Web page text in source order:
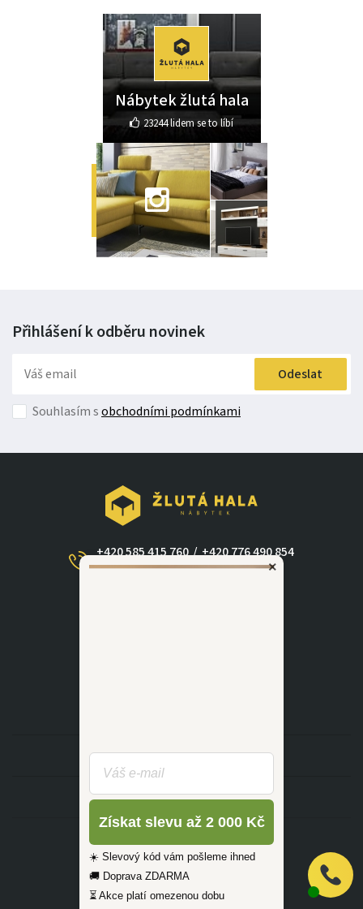
Nábytek žlutá hala
23244 lidem se to líbí
Přihlášení k odběru novinek
Odeslat
Souhlasím sobchodními podmínkami
+420 585 415 760
(Po - Ne 09:00-17:30)
/ +420 776 490 854
KATEGORIE
INFORMACE
×
Získat slevu až 2 000 Kč
☀️ Slevový kód vám pošleme ihned
🚚 Doprava ZDARMA
⏳ Akce platí omezenou dobu